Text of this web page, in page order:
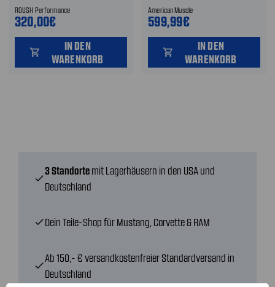
ROUSH Performance
320,00€
shopping_cart
IN DEN
WARENKORB
American Muscle
599,99€
shopping_cart
IN DEN
WARENKORB
check
3 Standorte mit Lagerhäusern in den USA und
Deutschland
checkDein Teile-Shop für Mustang, Corvette & RAM
check
Ab 150,- € versandkostenfreier Standardversand in
Deutschland